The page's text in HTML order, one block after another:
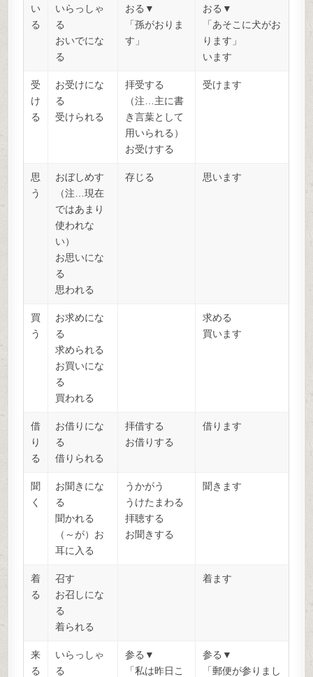
い
る
いらっしゃ
る
おいでにな
る
おる▼
「孫がおりま
す」
おる▼
「あそこに犬がお
ります」
います
受
け
る
お受けにな
る
受けられる
拝受する
（注…主に書
き言葉として
用いられる）
お受けする
受けます
思
う
おぼしめす
（注…現在
ではあまり
使われな
い）
お思いにな
る
思われる
存じる 思います
買
う
お求めにな
る
求められる
お買いにな
る
買われる
求める
買います
借
り
る
お借りにな
る
借りられる
拝借する
お借りする
借ります
聞
く
お聞きにな
る
聞かれる
（～が）お
耳に入る
うかがう
うけたまわる
拝聴する
お聞きする
聞きます
着
る
召す
お召しにな
る
着られる
着ます
来
る
いらっしゃ
る
参る▼
「私は昨日こ
参る▼
「郵便が参りまし